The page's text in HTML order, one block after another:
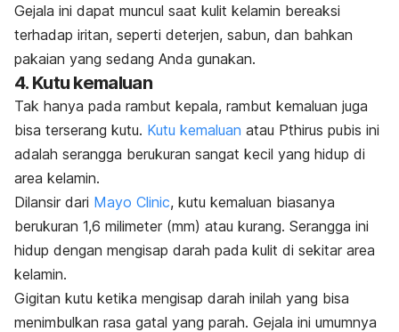
Gejala ini dapat muncul saat kulit kelamin bereaksi
terhadap iritan, seperti deterjen, sabun, dan bahkan
pakaian yang sedang Anda gunakan.
4. Kutu kemaluan
Tak hanya pada rambut kepala, rambut kemaluan juga
bisa terserang kutu. Kutu kemaluan atau Pthirus pubis ini
adalah serangga berukuran sangat kecil yang hidup di
area kelamin.
Dilansir dari Mayo Clinic, kutu kemaluan biasanya
berukuran 1,6 milimeter (mm) atau kurang. Serangga ini
hidup dengan mengisap darah pada kulit di sekitar area
kelamin.
Gigitan kutu ketika mengisap darah inilah yang bisa
menimbulkan rasa gatal yang parah. Gejala ini umumnya